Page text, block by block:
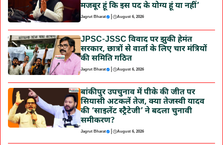
मजबूर हूं कि इस पद के योग्य हूं या नहीं’
Jagrut Bharat | August 6, 2026
JPSC-JSSC विवाद पर झुकी हेमंत
सरकार, छात्रों से वार्ता के लिए चार मंत्रियों
की समिति गठित
Jagrut Bharat | August 6, 2026
बांकीपुर उपचुनाव में पीके की जीत पर
सियासी अटकलें तेज, क्या तेजस्वी यादव
की ‘साइलेंट स्ट्रैटेजी’ ने बदला चुनावी
समीकरण?
Jagrut Bharat | August 6, 2026